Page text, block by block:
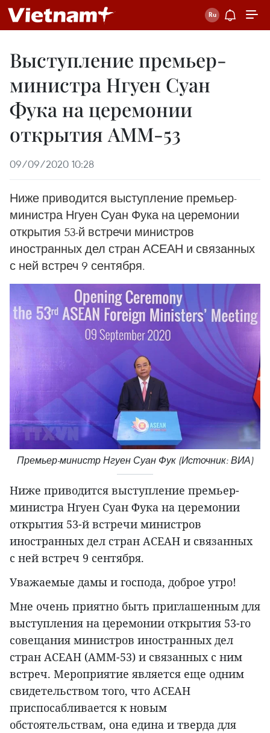
Выступление премьер-
министра Нгуен Суан
Фука на церемонии
открытия AMM-53
09/09/2020 10:28
Ниже приводится выступление премьер-
министра Нгуен Суан Фука на церемонии
открытия 53-й встречи министров
иностранных дел стран АСЕАН и связанных
с ней встреч 9 сентября.
Премьер-министр Нгуен Суан Фук (Источник: ВИА)
Ниже приводится выступление премьер-
министра Нгуен Суан Фука на церемонии
открытия 53-й встречи министров
иностранных дел стран АСЕАН и связанных
с ней встреч 9 сентября.
Уважаемые дамы и господа, доброе утро!
Мне очень приятно быть приглашенным для
выступления на церемонии открытия 53-го
совещания министров иностранных дел
стран АСЕАН (AMM-53) и связанных с ним
встреч. Мероприятие является еще одним
свидетельством того, что АСЕАН
приспосабливается к новым
обстоятельствам, она едина и тверда для